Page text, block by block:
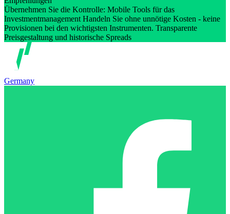
Übernehmen Sie die Kontrolle: Mobile Tools für das
Investmentmanagement Handeln Sie ohne unnötige Kosten - keine
Provisionen bei den wichtigsten Instrumenten. Transparente
Preisgestaltung und historische Spreads
Germany